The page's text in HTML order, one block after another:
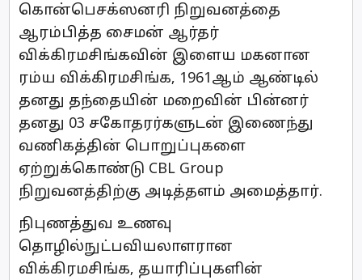
கொன்பெசக்ஸனரி நிறுவனத்தை
ஆரம்பித்த சைமன் ஆர்தர்
விக்கிரமசிங்கவின் இளைய மகனான
ரம்ய விக்கிரமசிங்க, 1961ஆம் ஆண்டில்
தனது தந்தையின் மறைவின் பின்னர்
தனது 03 சகோதரர்களுடன் இணைந்து
வணிகத்தின் பொறுப்புகளை
ஏற்றுக்கொண்டு CBL Group
நிறுவனத்திற்கு அடித்தளம் அமைத்தார்.
நிபுணத்துவ உணவு
தொழில்நுட்பவியலாளரான
விக்கிரமசிங்க, தயாரிப்புகளின்